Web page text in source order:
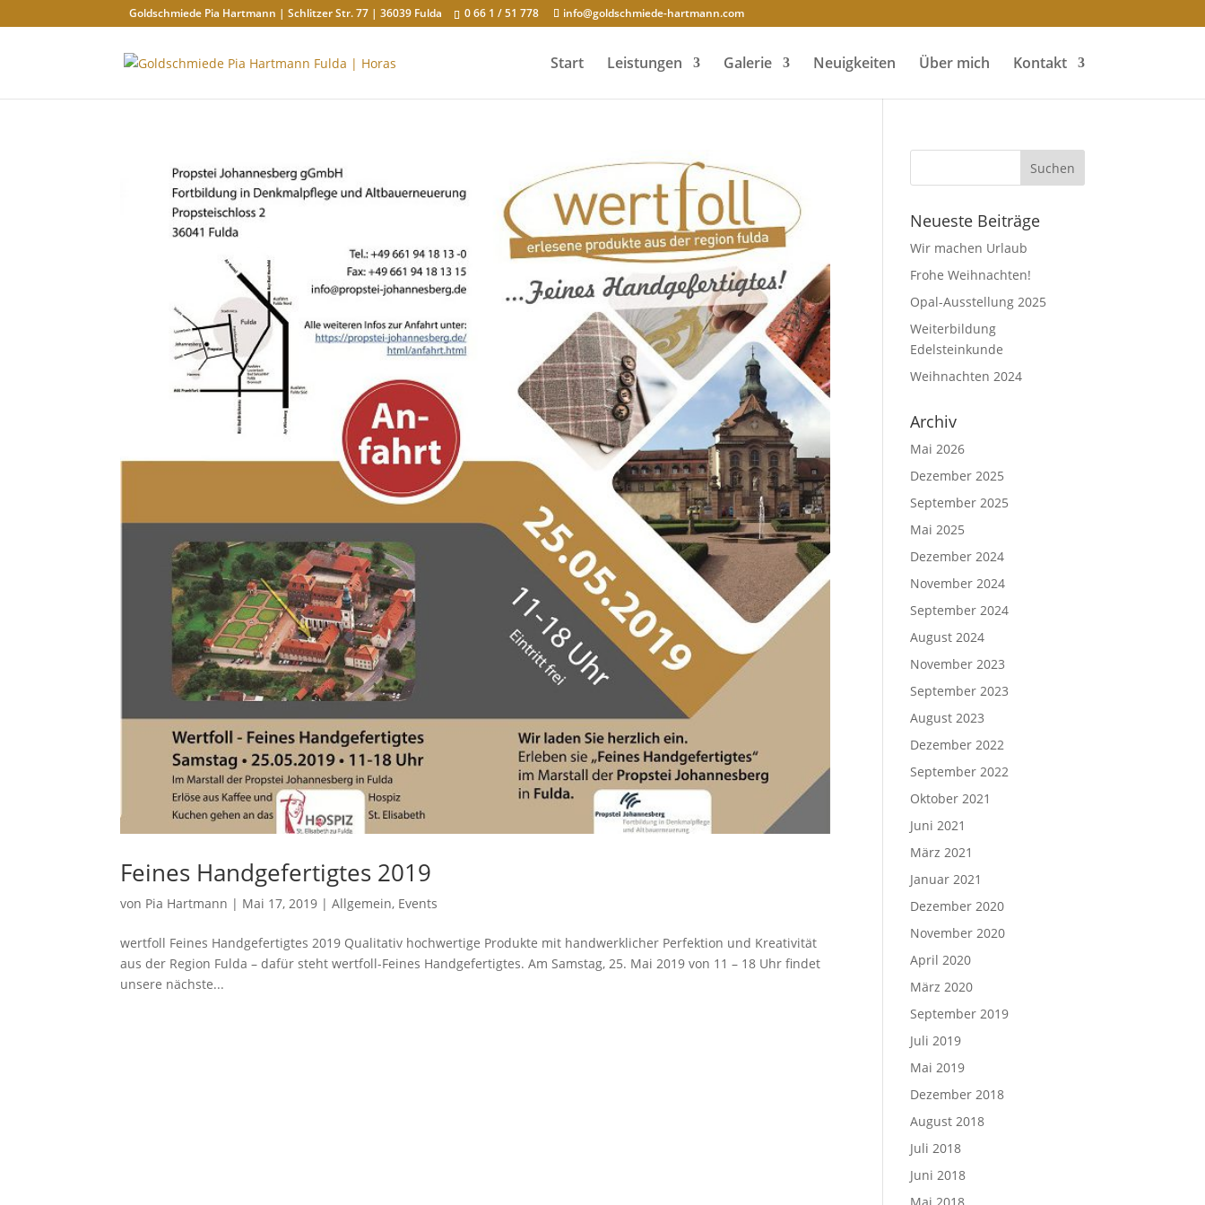
Goldschmiede Pia Hartmann | Schlitzer Str. 77 | 36039 Fulda 0 66 1 / 51 778 info@goldschmiede-hartmann.com
Start Leistungen Galerie Neuigkeiten Über mich Kontakt
Feines Handgefertigtes 2019
von Pia Hartmann | Mai 17, 2019 |Allgemein, Events
wertfoll Feines Handgefertigtes 2019 Qualitativ hochwertige Produkte mit handwerklicher Perfektion und Kreativität
aus der Region Fulda – dafür steht wertfoll-Feines Handgefertigtes. Am Samstag, 25. Mai 2019 von 11 – 18 Uhr findet
unsere nächste...
Neueste Beiträge
Wir machen Urlaub
Frohe Weihnachten!
Opal-Ausstellung 2025
Weiterbildung
Edelsteinkunde
Weihnachten 2024
Archiv
Mai 2026
Dezember 2025
September 2025
Mai 2025
Dezember 2024
November 2024
September 2024
August 2024
November 2023
September 2023
August 2023
Dezember 2022
September 2022
Oktober 2021
Juni 2021
März 2021
Januar 2021
Dezember 2020
November 2020
April 2020
März 2020
September 2019
Juli 2019
Mai 2019
Dezember 2018
August 2018
Juli 2018
Juni 2018